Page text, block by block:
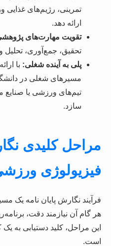
تمرینی، رژیم‌های غذایی
ارائه دهد.
تقویت مهارت‌های
تحقیق، جمع‌آوری، تحلیل
پلی به آینده شغلی: با
مسیرهای شغلی در
تیم‌های ورزشی یا صنایع
سازد.
مراحل کلیدی
فیزیولوژی
فرآیند نگارش پایان نامه یک
هر گام آن نیازمند دقت،
این مراحل، کلید دستیابی به
است.